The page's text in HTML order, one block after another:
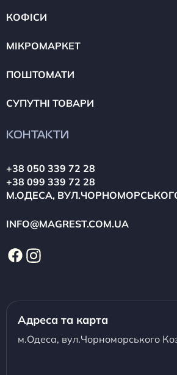
КОФІСИ
МІКРОМАРКЕТ
ПОШТОМАТИ
СУПУТНІ ТОВАРИ
КОНТАКТИ
+38 050 339 72 28
+38 099 339 72 28
М.ОДЕСА,
INFO@MAGREST.COM.UA
Адреса та карта
м.Одеса, вул.Чорноморського